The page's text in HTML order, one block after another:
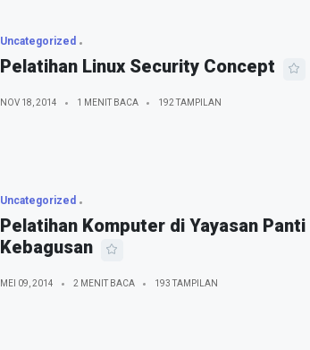
Uncategorized
Pelatihan Linux Security Concept
NOV 18, 2014 1 MENIT BACA 192 TAMPILAN
Uncategorized
Pelatihan Komputer di Yayasan Panti
Kebagusan
MEI 09, 2014 2 MENIT BACA 193 TAMPILAN